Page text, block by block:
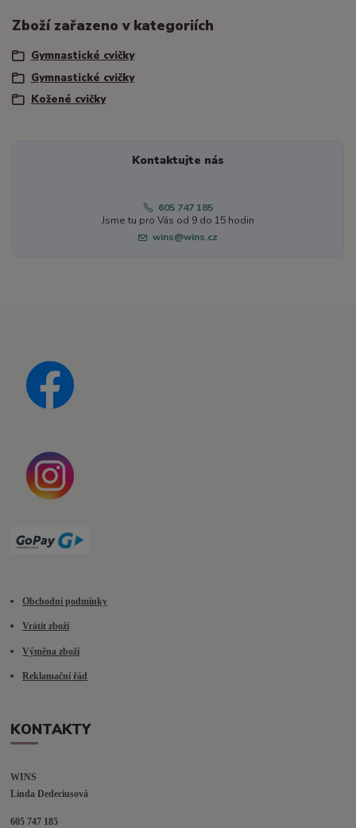
Zboží zařazeno v kategoriích
Gymnastické cvičky
Gymnastické cvičky
Kožené cvičky
Kontaktujte nás
605 747 185
Jsme tu pro Vás od 9 do 15 hodin
wins@wins.cz
Obchodní podmínky
Vrátit zboží
Výměna zboží
Reklamační řád
KONTAKTY
WINS
Linda Dedeciusová
605 747 185